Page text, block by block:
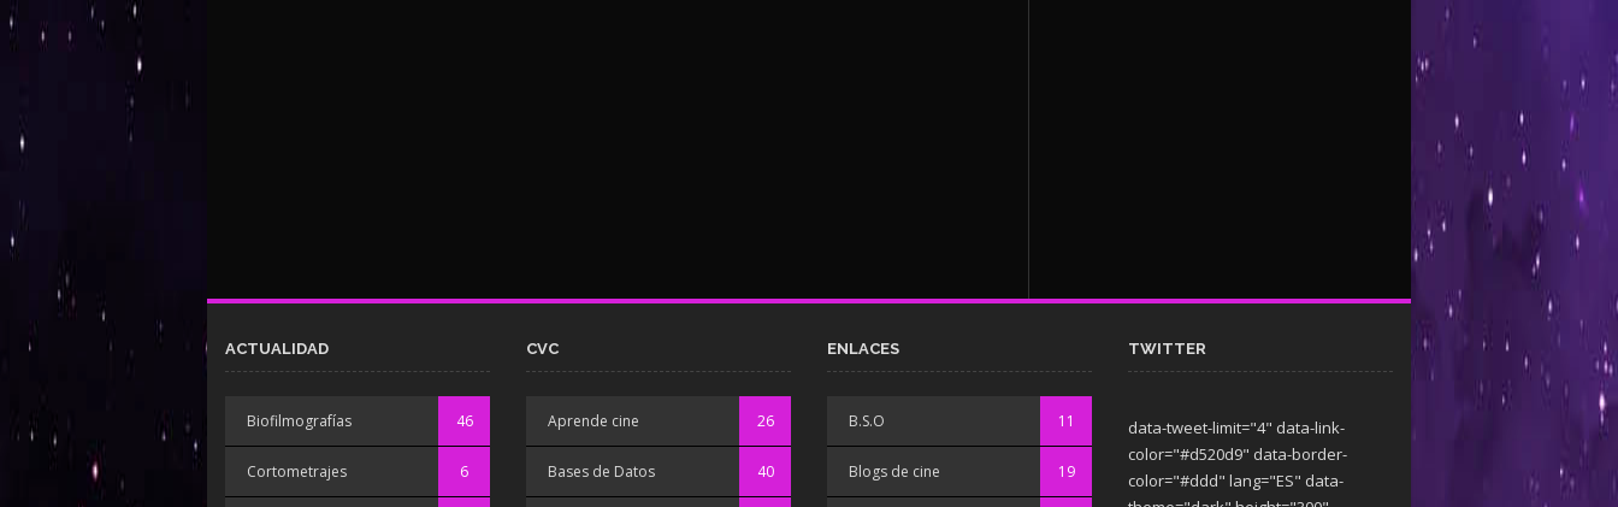
ACTUALIDAD
Biofilmografías 46
Cortometrajes 6
CVC
Aprende cine 26
Bases de Datos 40
ENLACES
B.S.O 11
Blogs de cine 19
TWITTER
data-tweet-limit="4" data-link-
color="#d520d9" data-border-
color="#ddd" lang="ES" data-